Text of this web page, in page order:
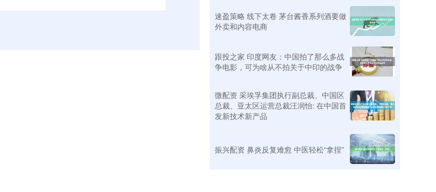
速盈策略 线下太卷 茅台酱香系列酒要做
外卖和内容电商
跟投之家 印度网友：中国拍了那么多战
争电影，可为啥从不拍关于中印的战争
微配资 采埃孚集团执行副总裁、中国区
总裁、亚太区运营总裁汪润怡: 在中国首
发新技术新产品
振兴配资 鼻炎反复难愈 中医轻松“拿捏”